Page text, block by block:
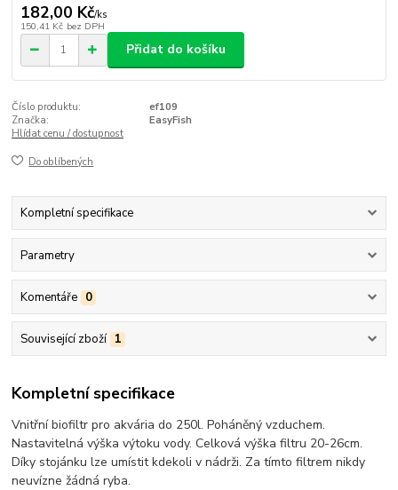
182,00 Kč/ks
150,41 Kč bez DPH
Přidat do košíku
Číslo produktu:
ef109
Značka:
EasyFish
Hlídat cenu / dostupnost
Do oblíbených
Kompletní specifikace
Parametry
Komentáře 0
Související zboží 1
Kompletní specifikace
Vnitřní biofiltr pro akvária do 250l. Poháněný vzduchem.
Nastavitelná výška výtoku vody. Celková výška filtru 20-26cm.
Díky stojánku lze umístit kdekoli v nádrži. Za tímto filtrem nikdy
neuvízne žádná ryba.